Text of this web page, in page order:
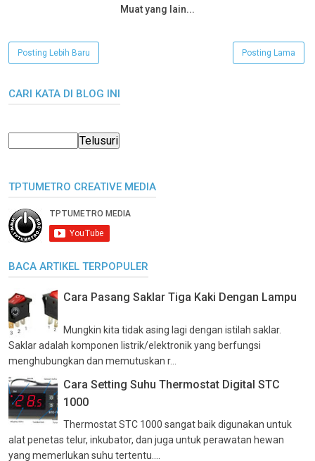
Muat yang lain...
Posting Lebih Baru Posting Lama
CARI KATA DI BLOG INI
TPTUMETRO CREATIVE MEDIA
BACA ARTIKEL TERPOPULER
Cara Pasang Saklar Tiga Kaki Dengan Lampu
Mungkin kita tidak asing lagi dengan istilah saklar.
Saklar adalah komponen listrik/elektronik yang berfungsi
menghubungkan dan memutuskan r...
Cara Setting Suhu Thermostat Digital STC
1000
Thermostat STC 1000 sangat baik digunakan untuk
alat penetas telur, inkubator, dan juga untuk perawatan hewan
yang memerlukan suhu tertentu....